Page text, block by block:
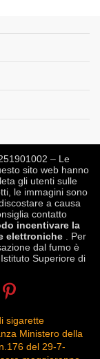
– Le
sito web hanno
gli utenti sulle
le immagini sono
a causa
contatto
incentivare la
elettroniche. Per
dal fumo è
Superiore di
sigarette
Ministero della
del 29-7-